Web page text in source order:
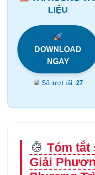
LIỆU
DOWNLOAD
NGAY
Số lượt tải:27
Tóm tắt
Giải